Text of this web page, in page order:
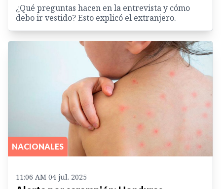
¿Qué preguntas hacen en la entrevista y cómo
debo ir vestido? Esto explicó el extranjero.
NACIONALES
11:06 AM 04 jul. 2025